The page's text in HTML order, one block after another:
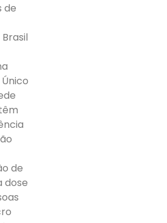
de
de
dose